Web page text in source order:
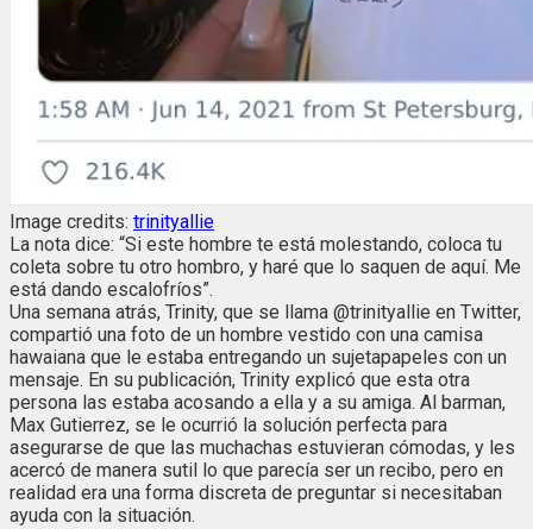
Image credits: trinityallie
La nota dice: “Si este hombre te está molestando, coloca tu
coleta sobre tu otro hombro, y haré que lo saquen de aquí. Me
está dando escalofríos”.
Una semana atrás, Trinity, que se llama @trinityallie en Twitter,
compartió una foto de un hombre vestido con una camisa
hawaiana que le estaba entregando un sujetapapeles con un
mensaje. En su publicación, Trinity explicó que esta otra
persona las estaba acosando a ella y a su amiga. Al barman,
Max Gutierrez, se le ocurrió la solución perfecta para
asegurarse de que las muchachas estuvieran cómodas, y les
acercó de manera sutil lo que parecía ser un recibo, pero en
realidad era una forma discreta de preguntar si necesitaban
ayuda con la situación.